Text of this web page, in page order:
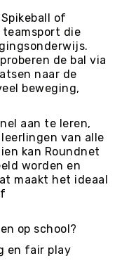
of
teamsport die
de bal via
naar de
beweging,
aan te leren,
van alle
kan Roundnet
worden en
maakt het ideaal
op school?
en fair play